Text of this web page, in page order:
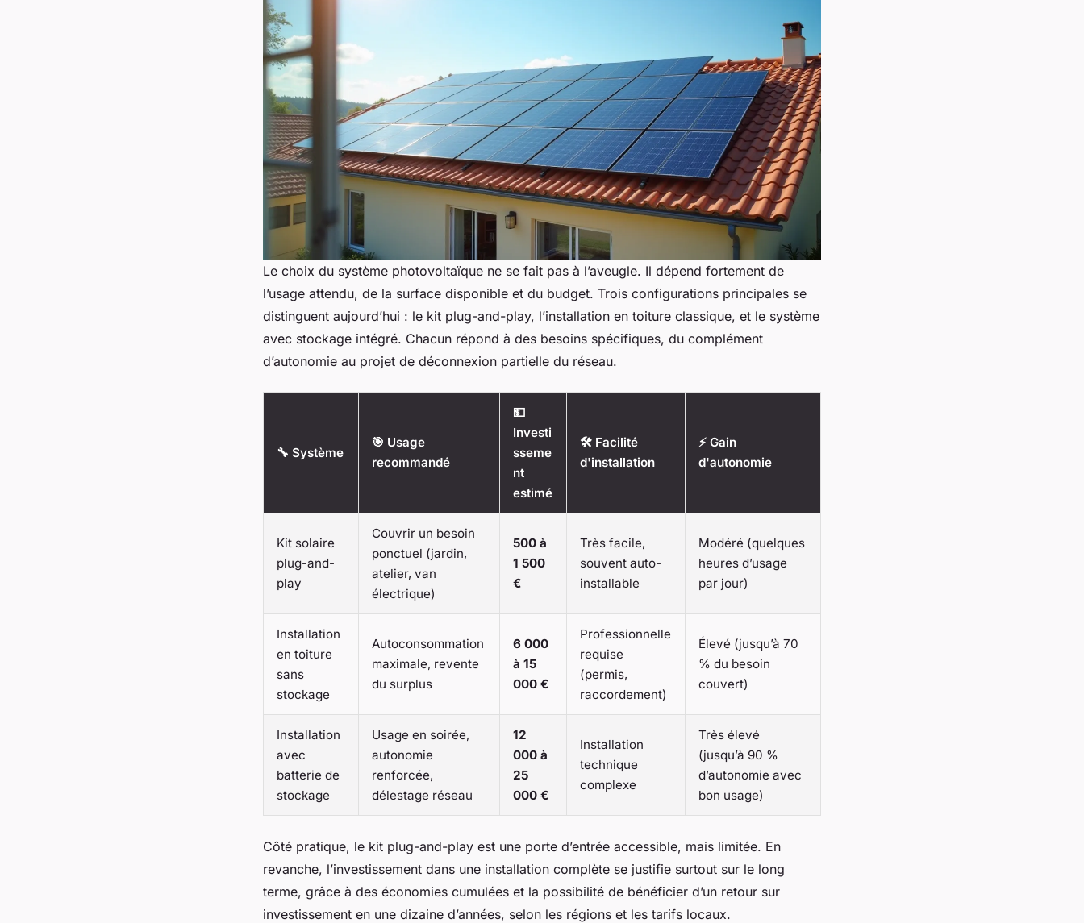
Le choix du système photovoltaïque ne se fait pas à l’aveugle. Il dépend fortement de
l’usage attendu, de la surface disponible et du budget. Trois configurations principales se
distinguent aujourd’hui : le kit plug-and-play, l’installation en toiture classique, et le système
avec stockage intégré. Chacun répond à des besoins spécifiques, du complément
d’autonomie au projet de déconnexion partielle du réseau.
🔧 Système
🎯 Usage
recommandé
💵
Investi
sseme
nt
estimé
🛠️ Facilité
d'installation
⚡ Gain
d'autonomie
Kit solaire
plug-and-
play
Couvrir un besoin
ponctuel (jardin,
atelier, van
électrique)
500 à
1 500
€
Très facile,
souvent auto-
installable
Modéré (quelques
heures d’usage
par jour)
Installation
en toiture
sans
stockage
Autoconsommation
maximale, revente
du surplus
6 000
à 15
000 €
Professionnelle
requise
(permis,
raccordement)
Élevé (jusqu’à 70
% du besoin
couvert)
Installation
avec
batterie de
stockage
Usage en soirée,
autonomie
renforcée,
délestage réseau
12
000 à
25
000 €
Installation
technique
complexe
Très élevé
(jusqu’à 90 %
d’autonomie avec
bon usage)
Côté pratique, le kit plug-and-play est une porte d’entrée accessible, mais limitée. En
revanche, l’investissement dans une installation complète se justifie surtout sur le long
terme, grâce à des économies cumulées et la possibilité de bénéficier d’un retour sur
investissement en une dizaine d’années, selon les régions et les tarifs locaux.